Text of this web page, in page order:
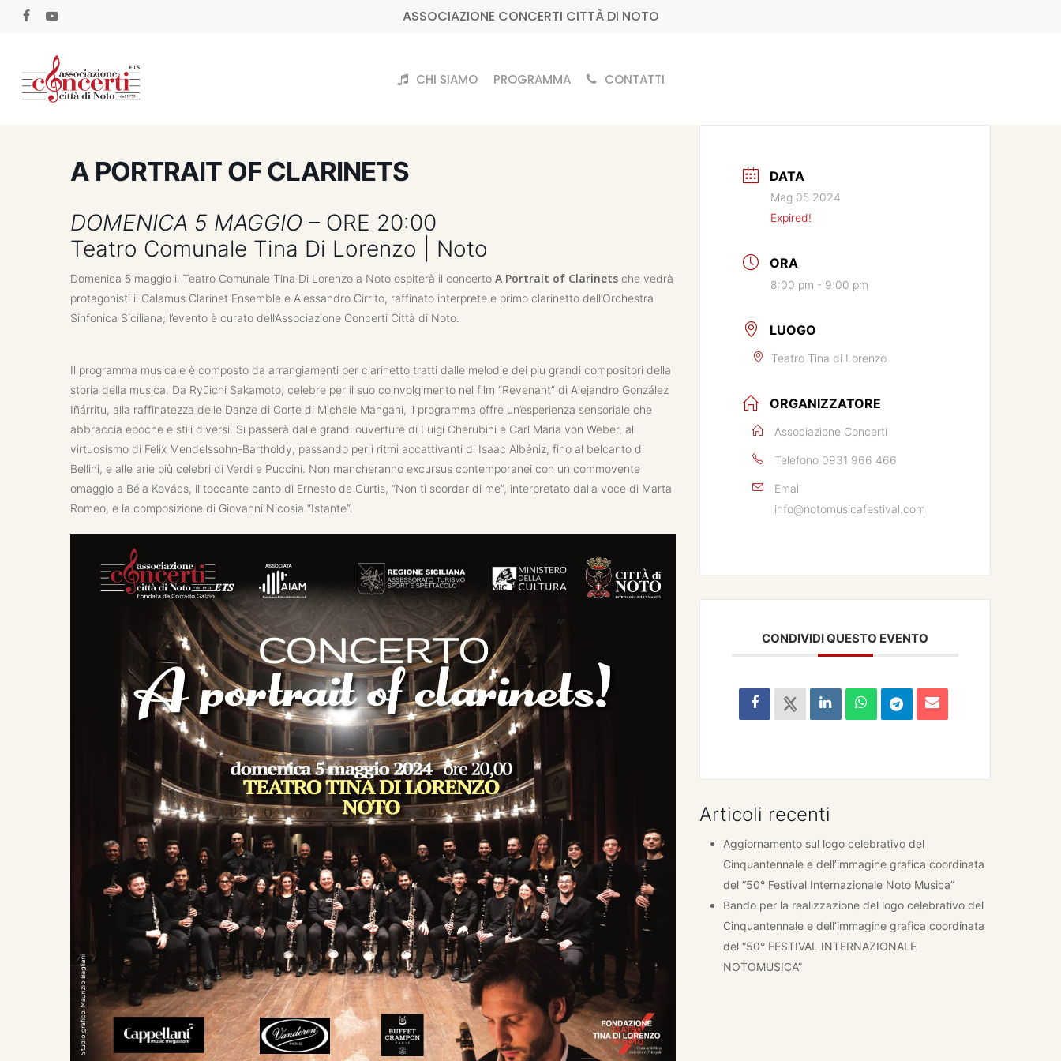
content
facebookyoutube ASSOCIAZIONE CONCERTI CITTÀ DI NOTO
CHI SIAMO PROGRAMMA CONTATTI
A PORTRAIT OF CLARINETS
DOMENICA 5 MAGGIO – ORE 20:00
Teatro Comunale Tina Di Lorenzo | Noto
Domenica 5 maggio il Teatro Comunale Tina Di Lorenzo a Noto ospiterà il concertoA Portrait of Clarinets che vedrà
protagonisti il Calamus Clarinet Ensemble e Alessandro Cirrito, raffinato interprete e primo clarinetto dell’Orchestra
Sinfonica Siciliana; l’evento è curato dell’Associazione Concerti Città di Noto.
Il programma musicale è composto da arrangiamenti per clarinetto tratti dalle melodie dei più grandi compositori della
storia della musica. Da Ryūichi Sakamoto, celebre per il suo coinvolgimento nel film “Revenant” di Alejandro González
Iñárritu, alla raffinatezza delle Danze di Corte di Michele Mangani, il programma offre un’esperienza sensoriale che
abbraccia epoche e stili diversi. Si passerà dalle grandi ouverture di Luigi Cherubini e Carl Maria von Weber, al
virtuosismo di Felix Mendelssohn-Bartholdy, passando per i ritmi accattivanti di Isaac Albéniz, fino al belcanto di
Bellini, e alle arie più celebri di Verdi e Puccini. Non mancheranno excursus contemporanei con un commovente
omaggio a Béla Kovács, il toccante canto di Ernesto de Curtis, “Non ti scordar di me”, interpretato dalla voce di Marta
Romeo, e la composizione di Giovanni Nicosia “Istante”.
DATA
Mag 05 2024
Expired!
ORA
8:00 pm - 9:00 pm
LUOGO
Teatro Tina di Lorenzo
ORGANIZZATORE
Associazione Concerti
Telefono 0931 966 466
Email
info@notomusicafestival.com
CONDIVIDI QUESTO EVENTO
Articoli recenti
Aggiornamento sul logo celebrativo del
Cinquantennale e dell’immagine grafica coordinata
del “50° Festival Internazionale Noto Musica”
Bando per la realizzazione del logo celebrativo del
Cinquantennale e dell’immagine grafica coordinata
del “50° FESTIVAL INTERNAZIONALE
NOTOMUSICA”